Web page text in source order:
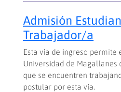
Admisión
Trabajador/a
Esta vía de ingreso permite
Universidad de Magallanes
que se encuentren
postular por esta vía.